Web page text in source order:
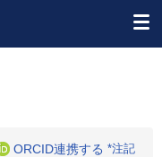
ORCID連携する *注記